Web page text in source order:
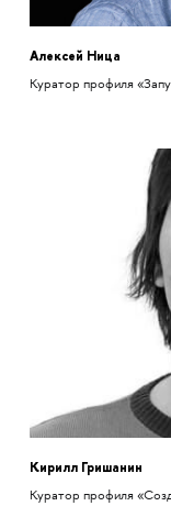
Алексей Ница
Куратор профиля
Кирилл Гришанин
Куратор профиля